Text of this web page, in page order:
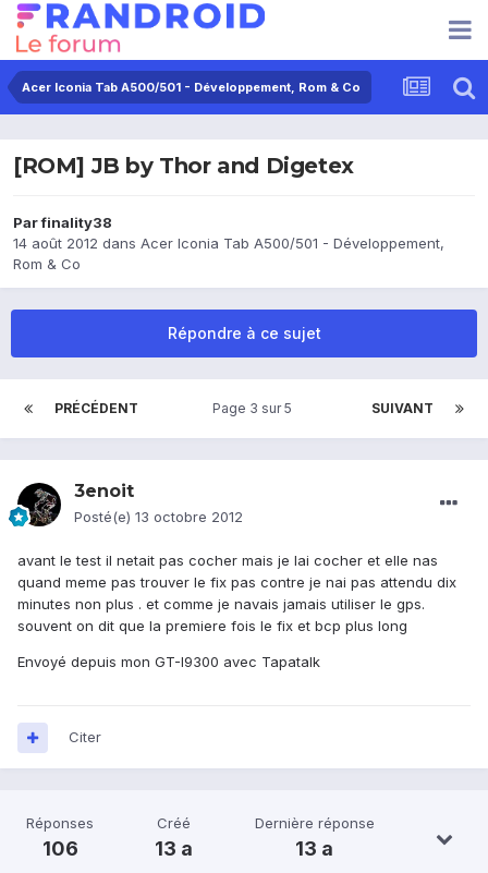
Acer Iconia Tab A500/501 - Développement, Rom & Co
[ROM] JB by Thor and Digetex
Parfinality38
14 août 2012 dans Acer Iconia Tab A500/501 - Développement,
Rom & Co
Répondre à ce sujet
PRÉCÉDENT SUIVANT
Page 3 sur 5
3enoit
Posté(e) 13 octobre 2012
avant le test il netait pas cocher mais je lai cocher et elle nas
quand meme pas trouver le fix pas contre je nai pas attendu dix
minutes non plus . et comme je navais jamais utiliser le gps.
souvent on dit que la premiere fois le fix et bcp plus long
Envoyé depuis mon GT-I9300 avec Tapatalk
Citer
Réponses
106
Créé
13 a
Dernière réponse
13 a